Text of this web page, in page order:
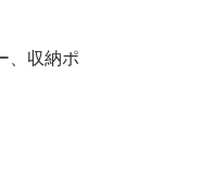
、収納ポ